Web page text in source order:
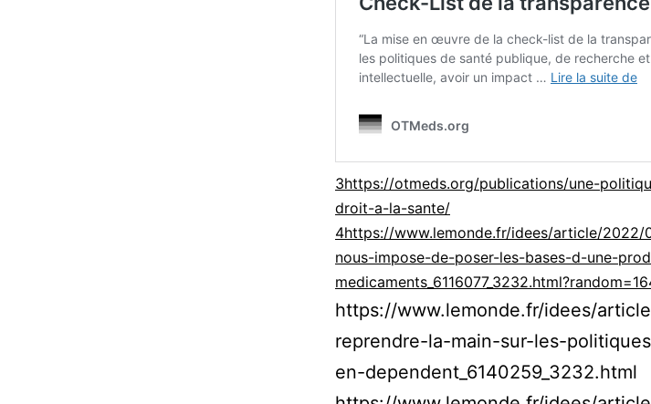
3https://otmeds.org/publications/une-
droit-a-la-sante/
4https://www.lemonde.fr/idees/article/
nous-impose-de-poser-les-bases-d-une-
https://www.lemonde.fr/idees/
reprendre-la-main-sur-les-
en-dependent_6140259_3232.html